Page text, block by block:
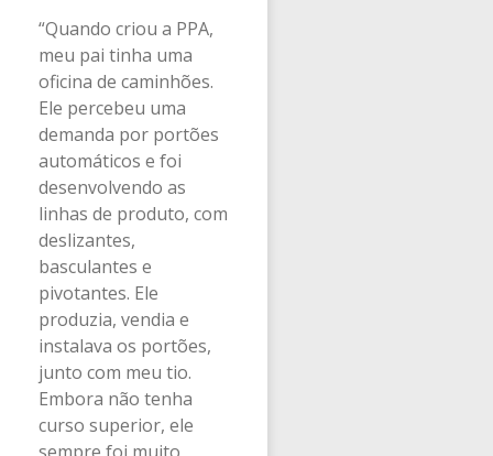
“Quando criou a PPA,
meu pai tinha uma
oficina de caminhões.
Ele percebeu uma
demanda por portões
automáticos e foi
desenvolvendo as
linhas de produto, com
deslizantes,
basculantes e
pivotantes. Ele
produzia, vendia e
instalava os portões,
junto com meu tio.
Embora não tenha
curso superior, ele